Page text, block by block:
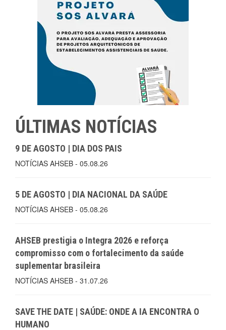
ÚLTIMAS NOTÍCIAS
9 DE AGOSTO | DIA DOS PAIS
NOTÍCIAS AHSEB - 05.08.26
5 DE AGOSTO | DIA NACIONAL DA SAÚDE
NOTÍCIAS AHSEB - 05.08.26
AHSEB prestigia o Integra 2026 e reforça
compromisso com o fortalecimento da saúde
suplementar brasileira
NOTÍCIAS AHSEB - 31.07.26
SAVE THE DATE | SAÚDE: ONDE A IA ENCONTRA O
HUMANO